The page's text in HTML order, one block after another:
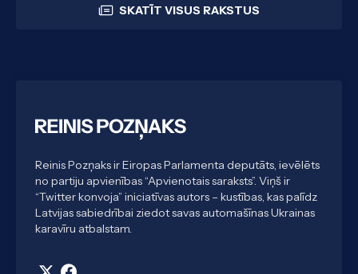
SKATĪT VISUS RAKSTUS
Reinis Pozņaks ir Eiropas Parlamenta deputāts, ievēlēts
no partiju apvienības “Apvienotais saraksts”. Viņš ir
“Twitter konvoja” iniciatīvas autors – kustības, kas palīdz
Latvijas sabiedrībai ziedot savas automašīnas Ukrainas
karavīru atbalstam.